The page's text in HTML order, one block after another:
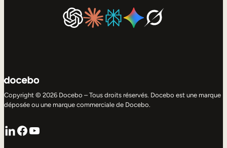
Copyright © 2026 Docebo – Tous droits réservés. Docebo est une marque
déposée ou une marque commerciale de Docebo.
LinkedIn
Facebook
YouTube